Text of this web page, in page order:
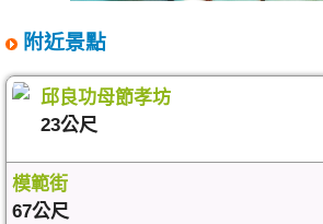
附近景點
邱良功母節孝坊
23公尺
模範街
67公尺